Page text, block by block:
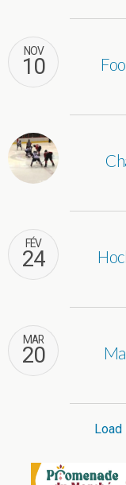
NOV
10
FÉV
24
MAR
20
Load